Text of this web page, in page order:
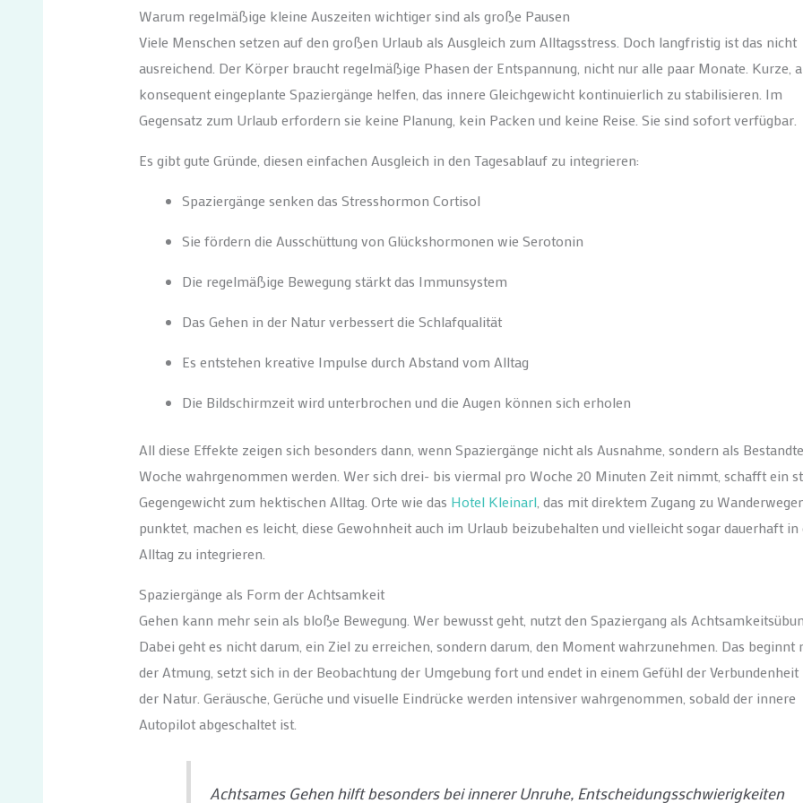
Warum regelmäßige kleine Auszeiten wichtiger sind als große Pausen
Viele Menschen setzen auf den großen Urlaub als Ausgleich zum Alltagsstress. Doch langfristig ist das nicht
ausreichend. Der Körper braucht regelmäßige Phasen der Entspannung, nicht nur alle paar Monate. Kurze,
konsequent eingeplante Spaziergänge helfen, das innere Gleichgewicht kontinuierlich zu stabilisieren. Im
Gegensatz zum Urlaub erfordern sie keine Planung, kein Packen und keine Reise. Sie sind sofort verfügbar.
Es gibt gute Gründe, diesen einfachen Ausgleich in den Tagesablauf zu integrieren:
Spaziergänge senken das Stresshormon Cortisol
Sie fördern die Ausschüttung von Glückshormonen wie Serotonin
Die regelmäßige Bewegung stärkt das Immunsystem
Das Gehen in der Natur verbessert die Schlafqualität
Es entstehen kreative Impulse durch Abstand vom Alltag
Die Bildschirmzeit wird unterbrochen und die Augen können sich erholen
All diese Effekte zeigen sich besonders dann, wenn Spaziergänge nicht als Ausnahme, sondern als
Woche wahrgenommen werden. Wer sich drei- bis viermal pro Woche 20 Minuten Zeit nimmt, schafft ein
Gegengewicht zum hektischen Alltag. Orte wie das Hotel Kleinarl, das mit direktem Zugang zu
punktet, machen es leicht, diese Gewohnheit auch im Urlaub beizubehalten und vielleicht sogar dauerhaft in
Alltag zu integrieren.
Spaziergänge als Form der Achtsamkeit
Gehen kann mehr sein als bloße Bewegung. Wer bewusst geht, nutzt den Spaziergang als
Dabei geht es nicht darum, ein Ziel zu erreichen, sondern darum, den Moment wahrzunehmen. Das beginnt
der Atmung, setzt sich in der Beobachtung der Umgebung fort und endet in einem Gefühl der
der Natur. Geräusche, Gerüche und visuelle Eindrücke werden intensiver wahrgenommen, sobald der innere
Autopilot abgeschaltet ist.
Achtsames Gehen hilft besonders bei innerer Unruhe, Entscheidungsschwierigkeiten